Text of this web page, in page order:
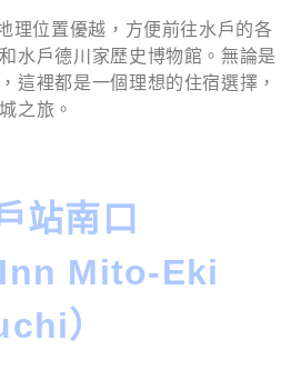
理位置優越，方便前往水戶的各
水戶德川家歷史博物館。無論是
這裡都是一個理想的住宿選擇，
之旅。
站南口
Mito-Eki
）